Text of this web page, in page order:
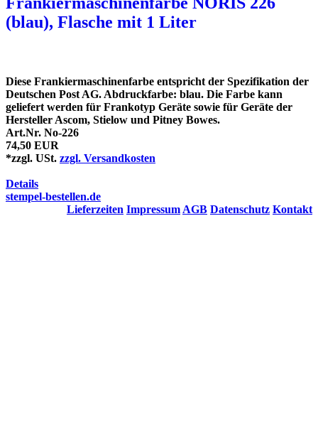
(blau), Flasche mit 1 Liter
Diese Frankiermaschinenfarbe entspricht der Spezifikation der
Deutschen Post AG. Abdruckfarbe: blau. Die Farbe kann
geliefert werden für Frankotyp Geräte sowie für Geräte der
Hersteller Ascom, Stielow und Pitney Bowes.
Art.Nr. No-226
74,50 EUR
*zzgl. USt. zzgl. Versandkosten
Details
stempel-bestellen.de
Lieferzeiten Impressum AGB Datenschutz Kontakt